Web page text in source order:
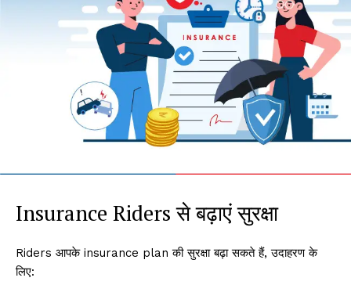
Insurance Riders से बढ़ाएं सुरक्षा
Riders आपके insurance plan की सुरक्षा बढ़ा सकते हैं, उदाहरण के
लिए: